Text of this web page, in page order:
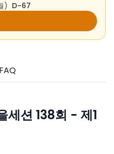
) D-67
FAQ
세션 138회 - 제1